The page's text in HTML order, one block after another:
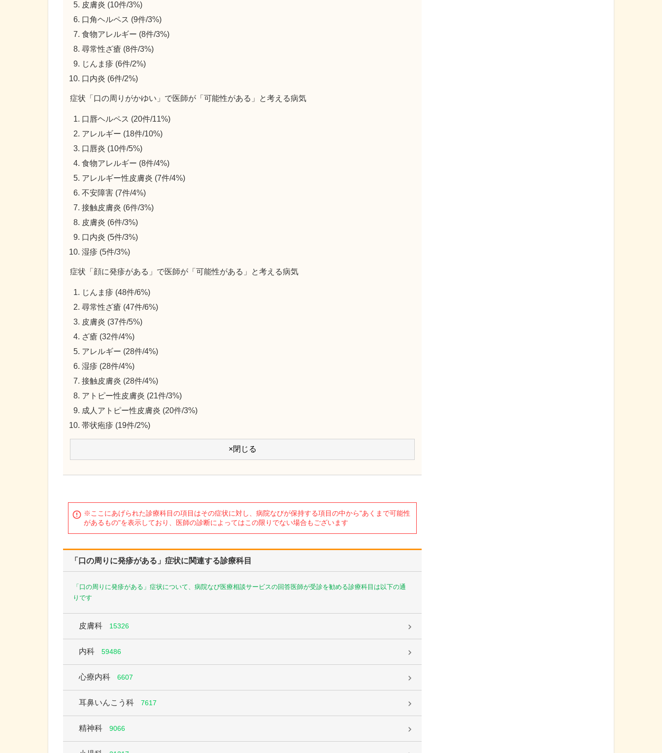
皮膚炎 (10件/3%)
口角ヘルペス (9件/3%)
食物アレルギー (8件/3%)
尋常性ざ瘡 (8件/3%)
じんま疹 (6件/2%)
口内炎 (6件/2%)
症状「口の周りがかゆい」で医師が「可能性がある」と考える病気
口唇ヘルペス (20件/11%)
アレルギー (18件/10%)
口唇炎 (10件/5%)
食物アレルギー (8件/4%)
アレルギー性皮膚炎 (7件/4%)
不安障害 (7件/4%)
接触皮膚炎 (6件/3%)
皮膚炎 (6件/3%)
口内炎 (5件/3%)
湿疹 (5件/3%)
症状「顔に発疹がある」で医師が「可能性がある」と考える病気
じんま疹 (48件/6%)
尋常性ざ瘡 (47件/6%)
皮膚炎 (37件/5%)
ざ瘡 (32件/4%)
アレルギー (28件/4%)
湿疹 (28件/4%)
接触皮膚炎 (28件/4%)
アトピー性皮膚炎 (21件/3%)
成人アトピー性皮膚炎 (20件/3%)
帯状疱疹 (19件/2%)
×閉じる
※ここにあげられた診療科目の項目はその症状に対し、病院なびが保持する項目の中から"あくまで可能性
があるもの"を表示しており、医師の診断によってはこの限りでない場合もございます
「口の周りに発疹がある」症状に関連する診療科目
「口の周りに発疹がある」症状について、病院なび医療相談サービスの回答医師が受診を勧める診療科目は以下の通
りです
皮膚科 15326
内科 59486
心療内科 6607
耳鼻いんこう科 7617
精神科 9066